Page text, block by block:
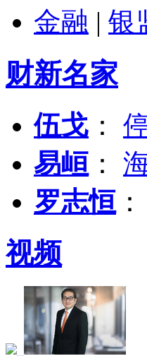
金融 | 银
财新名家
伍戈 ：
易峘 ：
罗志恒 ：
视频